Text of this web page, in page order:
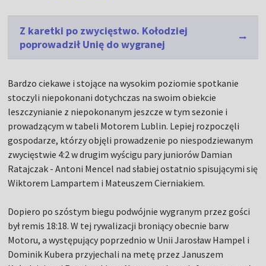
Z karetki po zwycięstwo. Kołodziej
poprowadził Unię do wygranej
Bardzo ciekawe i stojące na wysokim poziomie spotkanie
stoczyli niepokonani dotychczas na swoim obiekcie
leszczynianie z niepokonanym jeszcze w tym sezonie i
prowadzącym w tabeli Motorem Lublin. Lepiej rozpoczęli
gospodarze, którzy objęli prowadzenie po niespodziewanym
zwycięstwie 4:2 w drugim wyścigu pary juniorów Damian
Ratajczak - Antoni Mencel nad słabiej ostatnio spisującymi się
Wiktorem Lampartem i Mateuszem Cierniakiem.
Dopiero po szóstym biegu podwójnie wygranym przez gości
był remis 18:18. W tej rywalizacji broniący obecnie barw
Motoru, a występujący poprzednio w Unii Jarosław Hampel i
Dominik Kubera przyjechali na metę przez Januszem